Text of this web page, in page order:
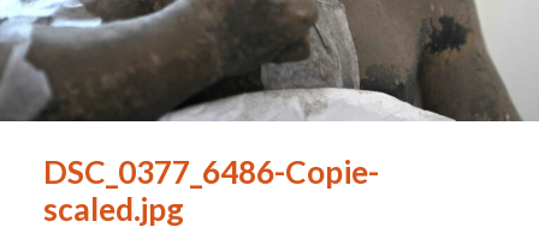
DSC_0377_6486-Copie-
scaled.jpg